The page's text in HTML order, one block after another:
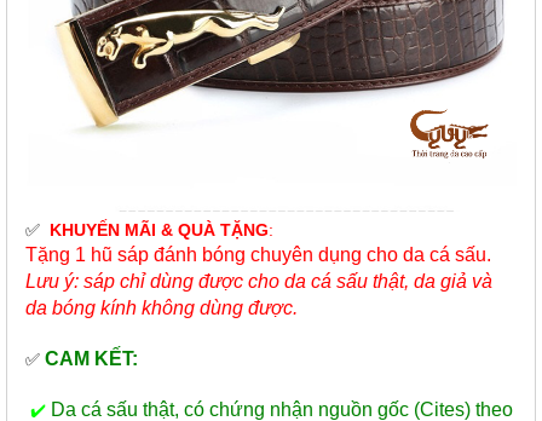
✅ KHUYẾN MÃI & QUÀ TẶNG:
Tặng 1 hũ sáp đánh bóng chuyên dụng cho da cá sấu.
Lưu ý: sáp chỉ dùng được cho da cá sấu thật, da giả và
da bóng kính không dùng được.
✅ CAM KẾT:
✔️ Da cá sấu thật, có chứng nhận nguồn gốc (Cites) theo